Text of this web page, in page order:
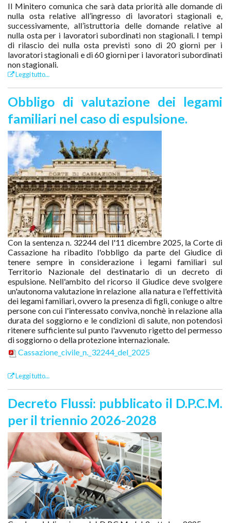
Il Minitero comunica che sarà data priorità alle domande di
nulla osta relative all’ingresso di lavoratori stagionali e,
successivamente, all’istruttoria delle domande relative al
nulla osta per i lavoratori subordinati non stagionali. I tempi
di rilascio dei nulla osta previsti sono di 20 giorni per i
lavoratori stagionali e di 60 giorni per i lavoratori subordinati
non stagionali.
Leggi tutto...
Obbligo di valutazione dei legami
familiari nel caso di espulsione.
Con la sentenza n. 32244 del l'11 dicembre 2025, la Corte di
Cassazione ha ribadito l'obbligo da parte del Giudice di
tenere sempre in considerazione i legami familiari sul
Territorio Nazionale del destinatario di un decreto di
espulsione. Nell'ambito del ricorso il Giudice deve svolgere
un'autonoma valutazione in relazione alla natura e l'effettività
dei legami familiari, ovvero la presenza di figli, coniuge o altre
persone con cui l'interessato conviva, nonchè in relazione alla
durata del soggiorno e le condizioni di salute, non potendosi
ritenere sufficiente sul punto l'avvenuto rigetto del permesso
di soggiorno o della protezione internazionale.
Cassazione_civile_n._32244_del_2025
Leggi tutto...
Decreto Flussi: pubblicato il D.P.C.M.
per il triennio 2026-2028